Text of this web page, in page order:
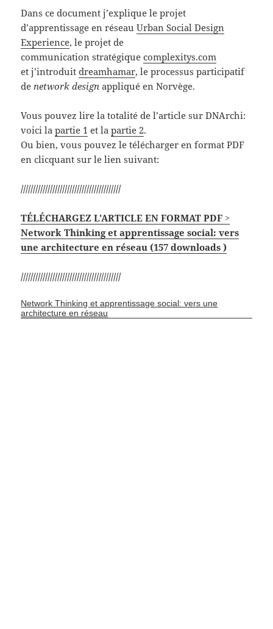
Dans ce document j’explique le projet
d’apprentissage en réseauUrban Social Design
Experience, le projet de
communication stratégiquecomplexitys.com
et j’introduitdreamhamar, le processus participatif
de network design appliqué en Norvège.
Vous pouvez lire la totalité de l’article sur DNArchi:
voici lapartie 1 et lapartie 2.
Ou bien, vous pouvez le télécharger en format PDF
en clicquant sur le lien suivant:
/////////////////////////////////////////
TÉLÉCHARGEZ L'ARTICLE EN FORMAT PDF >
Network Thinking et apprentissage social: vers
une architecture en réseau (157 downloads )
/////////////////////////////////////////
Network Thinking et apprentissage social: vers une
architecture en réseau